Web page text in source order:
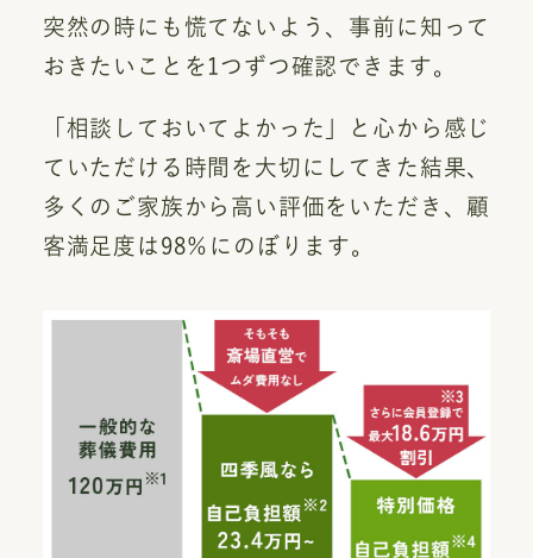
突然の時にも慌てないよう、事前に知って
おきたいことを1つずつ確認できます。
「相談しておいてよかった」と心から感じ
ていただける時間を大切にしてきた結果、
多くのご家族から高い評価をいただき、顧
客満足度は98％にのぼります。